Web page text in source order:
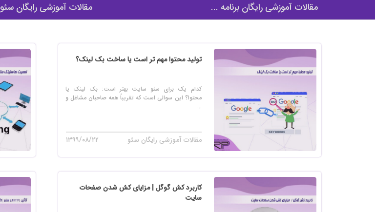
خرید سایت خودرو
خرید سایت نوبت دهی پزشکان
خرید سایت همایش
مقالات آموزشی رایگان سئو مقالات آموزشی رایگان برنامه ...
تولید محتوا مهم تر است یا ساخت بک لینک؟
کدام یک برای سئو سایت بهتر است: بک لینک یا
محتوا؟ این سوالی است که تقریباً همه صاحبان مشاغل و
...
مقالات آموزشی رایگان سئو ۱۳۹۹/۰۸/۲۲
کاربرد کش گوگل | مزایای کش شدن صفحات
سایت